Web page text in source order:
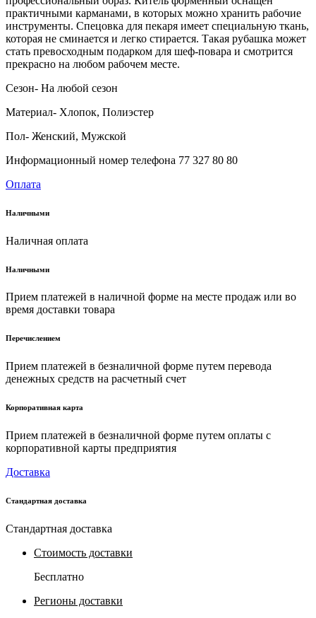
практичными карманами, в которых можно хранить рабочие
инструменты. Спецовка для пекаря имеет специальную ткань,
которая не сминается и легко стирается. Такая рубашка может
стать превосходным подарком для шеф-повара и смотрится
прекрасно на любом рабочем месте.
Сезон- На любой сезон
Материал- Хлопок, Полиэстер
Пол- Женский, Мужской
Информационный номер телефона 77 327 80 80
Оплата
Наличными
Наличная оплата
Наличными
Прием платежей в наличной форме на месте продаж или во
время доставки товара
Перечислением
Прием платежей в безналичной форме путем перевода
денежных средств на расчетный счет
Корпоративная карта
Прием платежей в безналичной форме путем оплаты с
корпоративной карты предприятия
Доставка
Стандартная доставка
Стандартная доставка
Стоимость доставки
Бесплатно
Регионы доставки